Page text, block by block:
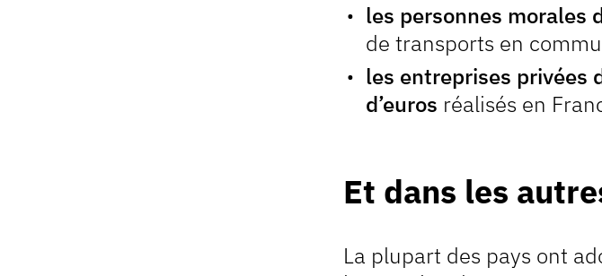
les personnes morales
de transports en
les entreprises privées
d’euros réalisés en
Et dans les
La plupart des pays ont